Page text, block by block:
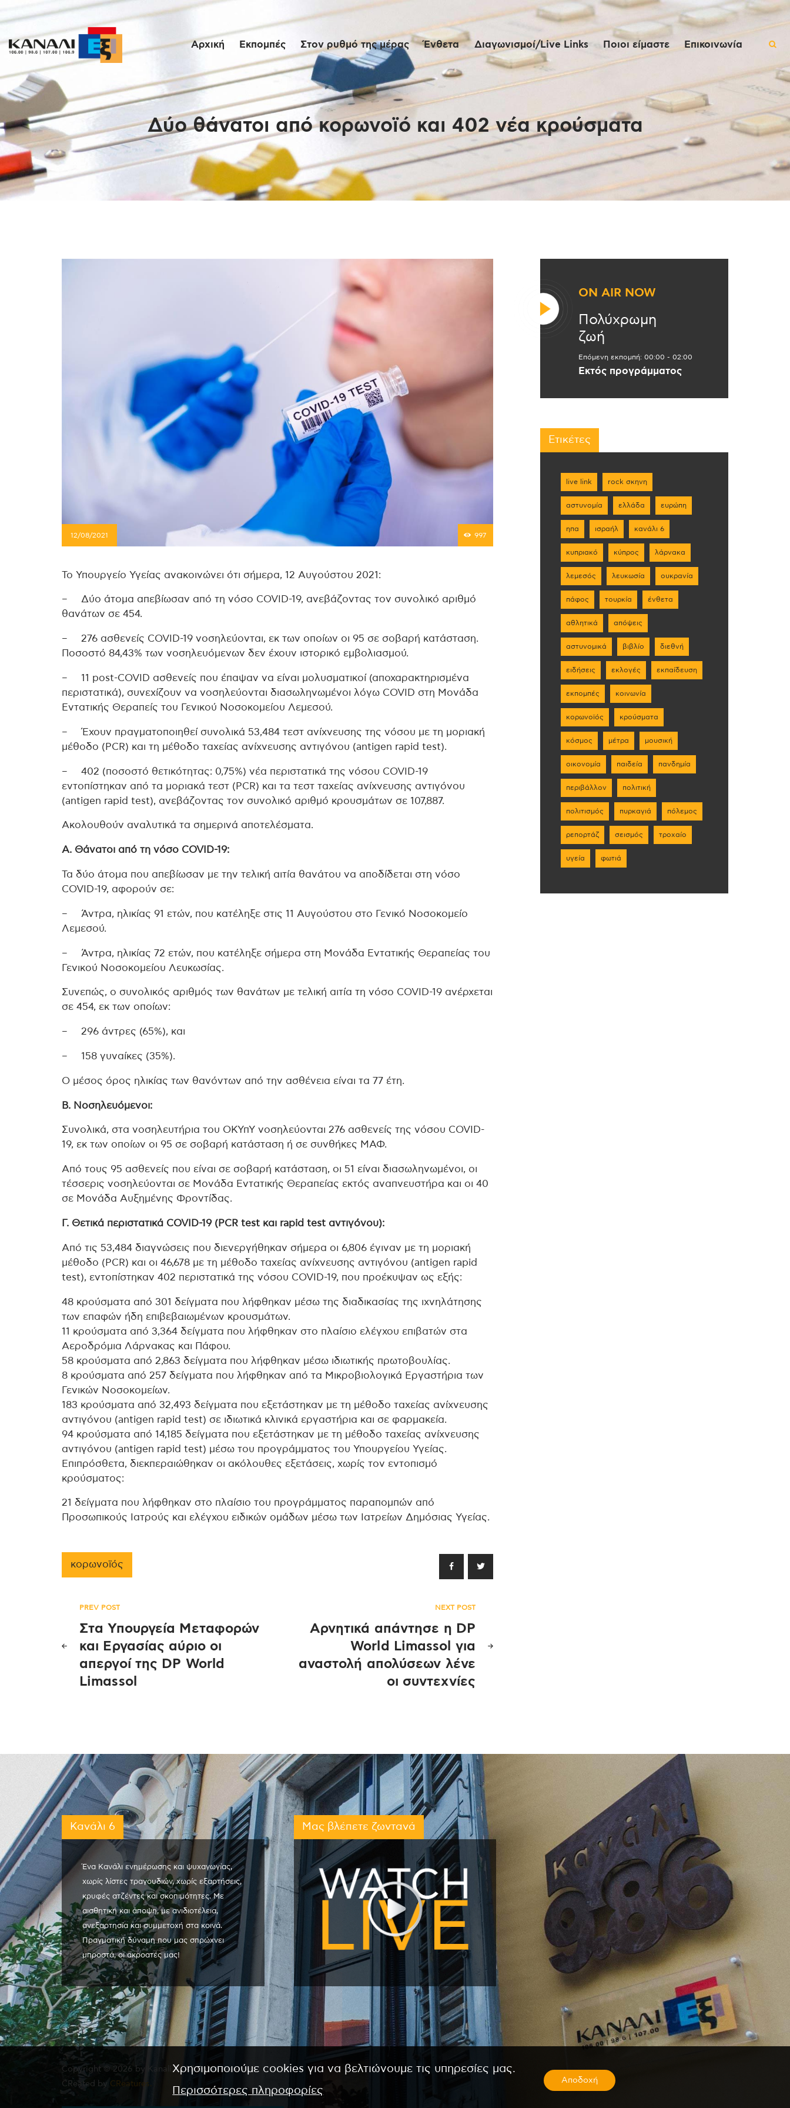
Αρχική Εκπομπές Στον ρυθμό της μέρας Ένθετα Διαγωνισμοί/Live Links Ποιοι είμαστε Επικοινωνία
Δύο θάνατοι από κορωνοϊό και 402 νέα κρούσματα
Αρχική
Εκπομπές
Στον ρυθμό της
μέρας
Ένθετα
Διαγωνισμοί/Live
Επικοινωνία
12/08/2021 997
Το Υπουργείο Υγείας ανακοινώνει ότι σήμερα, 12 Αυγούστου 2021:
– Δύο άτομα απεβίωσαν από τη νόσο COVID-19, ανεβάζοντας τον συνολικό αριθμό
θανάτων σε 454.
– 276 ασθενείς COVID-19 νοσηλεύονται, εκ των οποίων οι 95 σε σοβαρή κατάσταση.
Ποσοστό 84,43% των νοσηλευόμενων δεν έχουν ιστορικό εμβολιασμού.
– 11 post-COVID ασθενείς που έπαψαν να είναι μολυσματικοί (αποχαρακτηρισμένα
περιστατικά), συνεχίζουν να νοσηλεύονται διασωληνωμένοι λόγω COVID στη Μονάδα
Εντατικής Θεραπείς του Γενικού Νοσοκομείου Λεμεσού.
– Έχουν πραγματοποιηθεί συνολικά 53,484 τεστ ανίχνευσης της νόσου με τη μοριακή
μέθοδο (PCR) και τη μέθοδο ταχείας ανίχνευσης αντιγόνου (antigen rapid test).
– 402 (ποσοστό θετικότητας: 0,75%) νέα περιστατικά της νόσου COVID-19
εντοπίστηκαν από τα μοριακά τεστ (PCR) και τα τεστ ταχείας ανίχνευσης αντιγόνου
(antigen rapid test), ανεβάζοντας τον συνολικό αριθμό κρουσμάτων σε 107,887.
Ακολουθούν αναλυτικά τα σημερινά αποτελέσματα.
Α. Θάνατοι από τη νόσο COVID-19:
Τα δύο άτομα που απεβίωσαν με την τελική αιτία θανάτου να αποδίδεται στη νόσο
COVID-19, αφορούν σε:
– Άντρα, ηλικίας 91 ετών, που κατέληξε στις 11 Αυγούστου στο Γενικό Νοσοκομείο
Λεμεσού.
– Άντρα, ηλικίας 72 ετών, που κατέληξε σήμερα στη Μονάδα Εντατικής Θεραπείας του
Γενικού Νοσοκομείου Λευκωσίας.
Συνεπώς, ο συνολικός αριθμός των θανάτων με τελική αιτία τη νόσο COVID-19 ανέρχεται
σε 454, εκ των οποίων:
– 296 άντρες (65%), και
– 158 γυναίκες (35%).
Ο μέσος όρος ηλικίας των θανόντων από την ασθένεια είναι τα 77 έτη.
Β. Νοσηλευόμενοι:
Συνολικά, στα νοσηλευτήρια του ΟΚΥπΥ νοσηλεύονται 276 ασθενείς της νόσου COVID-
19, εκ των οποίων οι 95 σε σοβαρή κατάσταση ή σε συνθήκες ΜΑΦ.
Από τους 95 ασθενείς που είναι σε σοβαρή κατάσταση, οι 51 είναι διασωληνωμένοι, οι
τέσσερις νοσηλεύονται σε Μονάδα Εντατικής Θεραπείας εκτός αναπνευστήρα και οι 40
σε Μονάδα Αυξημένης Φροντίδας.
Γ. Θετικά περιστατικά COVID-19 (PCR test και rapid test αντιγόνου):
Από τις 53,484 διαγνώσεις που διενεργήθηκαν σήμερα οι 6,806 έγιναν με τη μοριακή
μέθοδο (PCR) και οι 46,678 με τη μέθοδο ταχείας ανίχνευσης αντιγόνου (antigen rapid
test), εντοπίστηκαν 402 περιστατικά της νόσου COVID-19, που προέκυψαν ως εξής:
48 κρούσματα από 301 δείγματα που λήφθηκαν μέσω της διαδικασίας της ιχνηλάτησης
των επαφών ήδη επιβεβαιωμένων κρουσμάτων.
11 κρούσματα από 3,364 δείγματα που λήφθηκαν στο πλαίσιο ελέγχου επιβατών στα
Αεροδρόμια Λάρνακας και Πάφου.
58 κρούσματα από 2,863 δείγματα που λήφθηκαν μέσω ιδιωτικής πρωτοβουλίας.
8 κρούσματα από 257 δείγματα που λήφθηκαν από τα Μικροβιολογικά Εργαστήρια των
Γενικών Νοσοκομείων.
183 κρούσματα από 32,493 δείγματα που εξετάστηκαν με τη μέθοδο ταχείας ανίχνευσης
αντιγόνου (antigen rapid test) σε ιδιωτικά κλινικά εργαστήρια και σε φαρμακεία.
94 κρούσματα από 14,185 δείγματα που εξετάστηκαν με τη μέθοδο ταχείας ανίχνευσης
αντιγόνου (antigen rapid test) μέσω του προγράμματος του Υπουργείου Υγείας.
Επιπρόσθετα, διεκπεραιώθηκαν οι ακόλουθες εξετάσεις, χωρίς τον εντοπισμό
κρούσματος:
21 δείγματα που λήφθηκαν στο πλαίσιο του προγράμματος παραπομπών από
Προσωπικούς Ιατρούς και ελέγχου ειδικών ομάδων μέσω των Ιατρείων Δημόσιας Υγείας.
κορωνοϊός
Πλοήγηση
άρθρων
PREV POST
Στα Υπουργεία Μεταφορών
και Εργασίας αύριο οι
απεργοί της DP World
Limassol
NEXT POST
Αρνητικά απάντησε η DP
World Limassol για
αναστολή απολύσεων λένε
οι συντεχνίες
ON AIR NOW
Πολύχρωμη
ζωή
Επόμενη εκπομπή: 00:00 - 02:00
Εκτός προγράμματος
Ετικέτες
live link rock σκηνη
αστυνομία ελλάδα ευρώπη
ηπα ισραήλ κανάλι 6
κυπριακό κύπρος λάρνακα
λεμεσός λευκωσία ουκρανία
πάφος τουρκία ένθετα
αθλητικά απόψεις
αστυνομικά βιβλίο διεθνή
ειδήσεις εκλογές εκπαίδευση
εκπομπές κοινωνία
κορωνοϊός κρούσματα
κόσμος μέτρα μουσική
οικονομία παιδεία πανδημία
περιβάλλον πολιτική
πολιτισμός πυρκαγιά πόλεμος
ρεπορτάζ σεισμός τροχαίο
υγεία φωτιά
Κανάλι 6
Ένα Κανάλι ενημέρωσης και ψυχαγωγίας,
χωρίς λίστες τραγουδιών, χωρίς εξαρτήσεις,
κρυφές ατζέντες και σκοπιμότητες. Με
αισθητική και άποψη, με ανιδιοτέλεια,
ανεξαρτησία και συμμετοχή στα κοινά.
Πραγματική δύναμη που μας σπρώχνει
μπροστά, οι ακροατές μας!
Μας βλέπετε ζωντανά
Copyright © 2026 by Kanali 6. All rights reserved.
CReated by CReatures.
Χρησιμοποιούμε cookies για να βελτιώνουμε τις υπηρεσίες μας.
Περισσότερες πληροφορίες
Αποδοχή